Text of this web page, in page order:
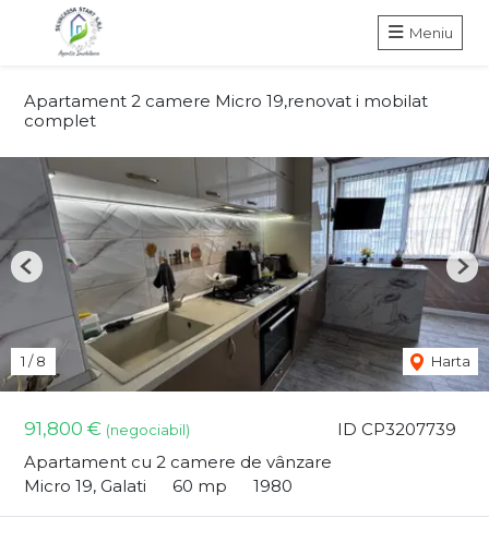
Meniu
Apartament 2 camere Micro 19,renovat i mobilat
complet
ID CP3207739
91,800 € (negociabil)
Apartament cu 2 camere de vânzare
Micro 19, Galati
60 mp 1980
1 /8 Harta
Previous